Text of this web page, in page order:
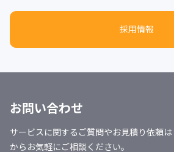
採用情報
お問い合わせ
サービスに関するご質問やお見積り依頼
からお気軽にご相談ください。